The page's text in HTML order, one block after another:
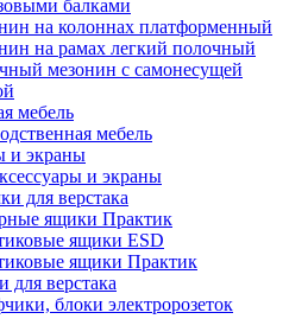
балками
на колоннах платформенный
на рамах легкий полочный
мезонин с самонесущей
мебель
мебель
и экраны
и экраны
для верстака
ящики Практик
ящики ESD
ящики Практик
для верстака
блоки электророзеток